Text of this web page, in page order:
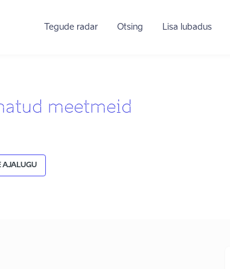
Tegude radar Otsing Lisa lubadus
meetmeid
AJALUGU